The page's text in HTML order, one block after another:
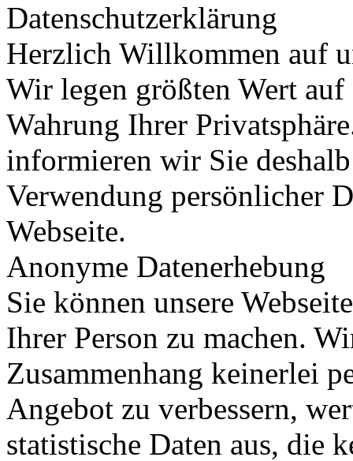
Datenschutzerklärung
Herzlich Willkommen auf
Wir legen größten Wert
Wahrung Ihrer
informieren wir Sie
Verwendung persönlicher
Webseite.
Anonyme Datenerhebung
Sie können unsere
Ihrer Person zu machen.
Zusammenhang keinerlei
Angebot zu verbessern,
statistische Daten aus, die